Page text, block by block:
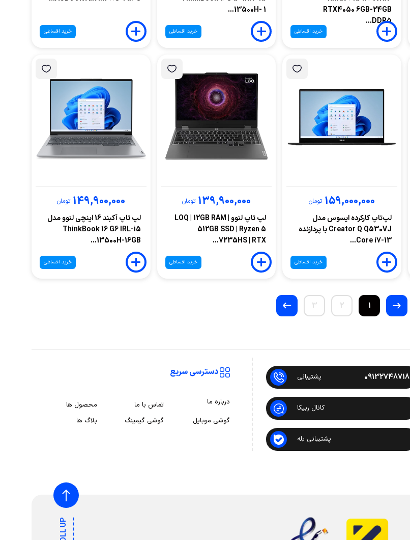
RTX4050 6GB-24GB
DDR5...
خرید اقساطی
13500H- 1...
خرید اقساطی خرید اقساطی
159,000,000 تومان
لپ‌تاپ کارکرده ایسوس مدل
Creator Q Q530VJ با پردازنده
Core i7-13...
خرید اقساطی
139,900,000 تومان
لپ تاپ لنوو LOQ | 12GB RAM |
512GB SSD | Ryzen 5
7235HS | RTX...
خرید اقساطی
149,900,000 تومان
لپ تاپ آکبند 16 اینچی لنوو مدل
ThinkBook 16 G6 IRL-i5
13500H-16GB...
خرید اقساطی
1
2
3
09132748718 پشتیبانی
کانال ربیکا
پشتیبانی بله
دسترسی سریع
درباره ما تماس با ما
محصول ها
گوشی موبایل
گوشی گیمینگ بلاگ ها